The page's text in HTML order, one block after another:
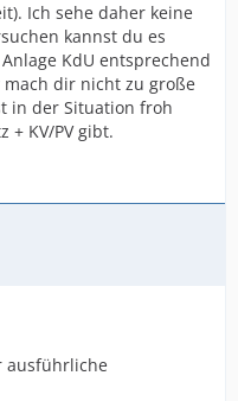
Ich sehe daher keine
kannst du es
KdU entsprechend
dir nicht zu große
in der Situation froh
+ KV/PV gibt.
ausführliche